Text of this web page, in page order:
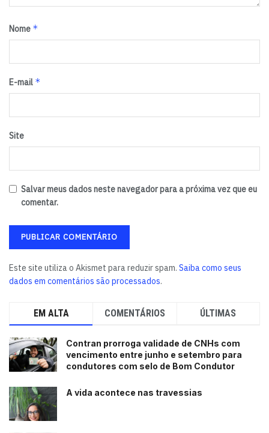
Nome *
E-mail *
Site
Salvar meus dados neste navegador para a próxima vez que eu
comentar.
Este site utiliza o Akismet para reduzir spam. Saiba como seus
dados em comentários são processados.
EM ALTA COMENTÁRIOS ÚLTIMAS
Contran prorroga validade de CNHs com
vencimento entre junho e setembro para
condutores com selo de Bom Condutor
A vida acontece nas travessias